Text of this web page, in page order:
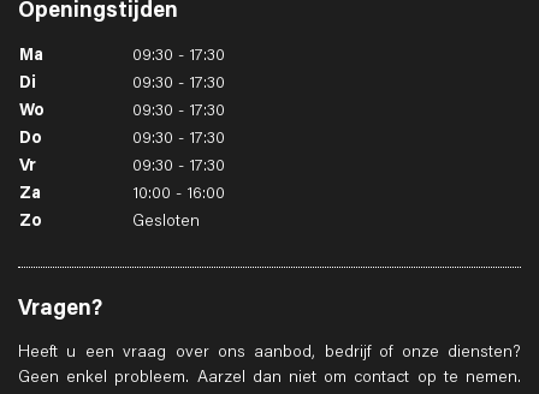
Openingstijden
Ma
09:30 - 17:30
Di
09:30 - 17:30
Wo
09:30 - 17:30
Do
09:30 - 17:30
Vr
09:30 - 17:30
Za
10:00 - 16:00
Zo
Gesloten
Vragen?
Heeft u een vraag over ons aanbod, bedrijf of onze diensten?
Geen enkel probleem. Aarzel dan niet om contact op te nemen.